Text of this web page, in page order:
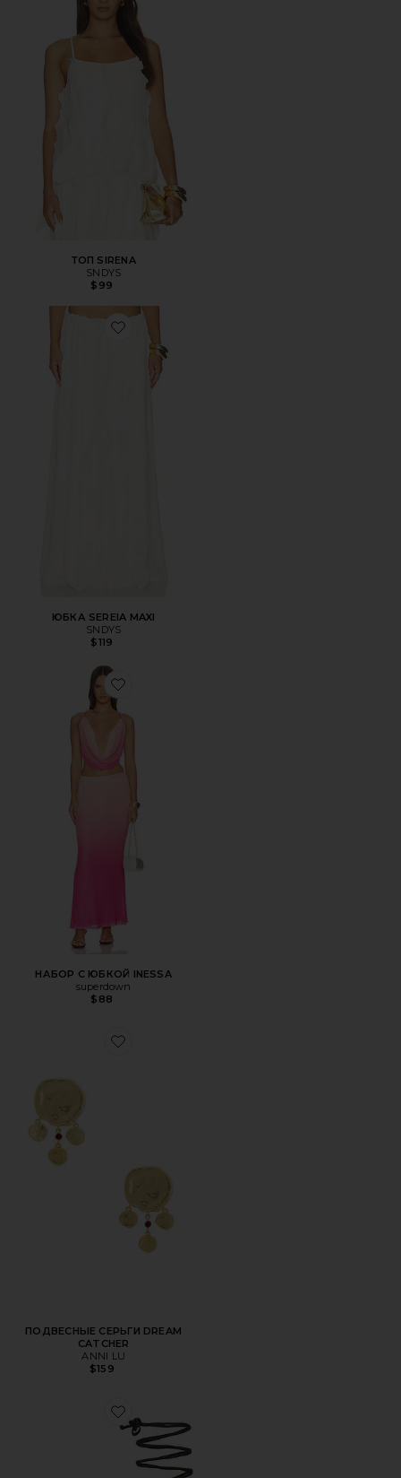
ТОП SIRENA
SNDYS
$99
Favorite ЮБКА SEREIA MAXI
ЮБКА SEREIA MAXI
SNDYS
$119
Favorite НАБОР С ЮБКОЙ INESSA
НАБОР С ЮБКОЙ INESSA
superdown
$88
Favorite ПОДВЕСНЫЕ СЕРЬГИ DREAM CATCHER
ПОДВЕСНЫЕ СЕРЬГИ DREAM
CATCHER
ANNI LU
$159
Favorite САНДАЛИИ NAYLA